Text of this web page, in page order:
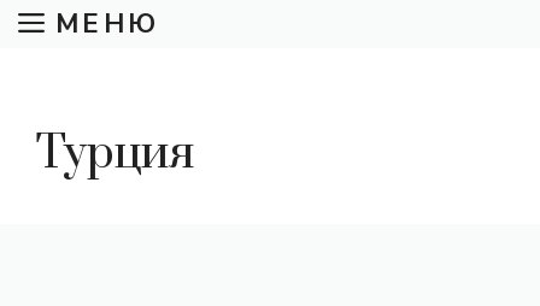
ПерейтиМЕНЮ
Турция